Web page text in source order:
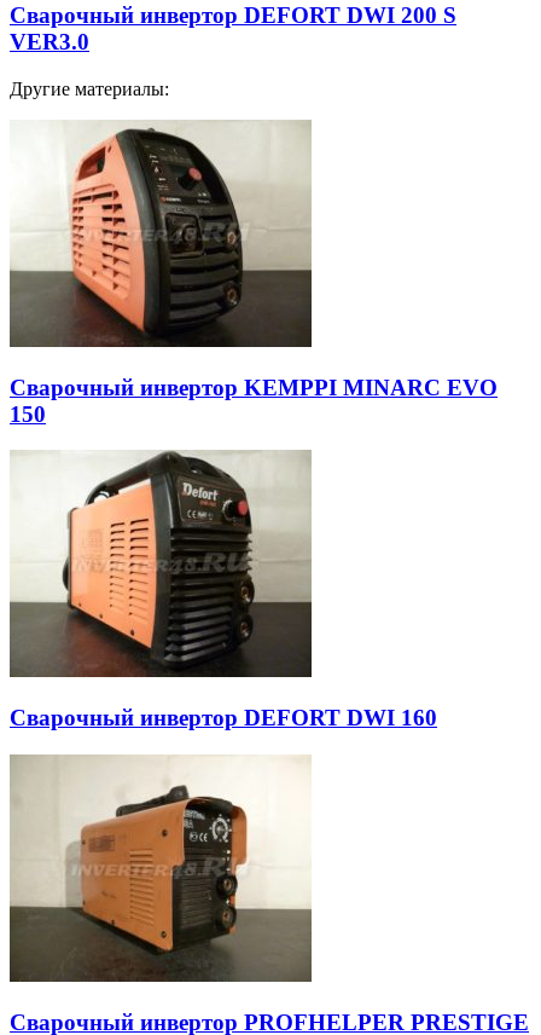
Сварочный инвертор DEFORT DWI 200 S
VER3.0
Другие материалы:
Сварочный инвертор KEMPPI MINARC EVO
150
Сварочный инвертор DEFORT DWI 160
Сварочный инвертор PROFHELPER PRESTIGE